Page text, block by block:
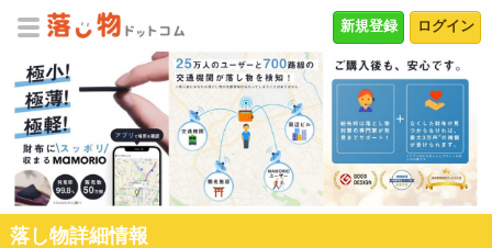
ログイン
新規登録
落し物詳細情報